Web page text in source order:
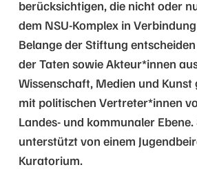
berücksichtigen, die nicht oder
dem NSU-Komplex in
Belange der Stiftung
der Taten sowie Akteur*innen
Wissenschaft, Medien und
mit politischen Vertreter*innen
Landes- und kommunaler Ebene.
unterstützt von einem
Kuratorium.